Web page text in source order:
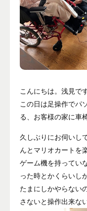
こんにちは。浅見で
この日は足操作でパ
る、お客様の家に車
久しぶりにお伺いし
んとマリオカートを
ゲーム機を持ってい
った時とかくらいし
たまにしかやらない
さないと操作出来な